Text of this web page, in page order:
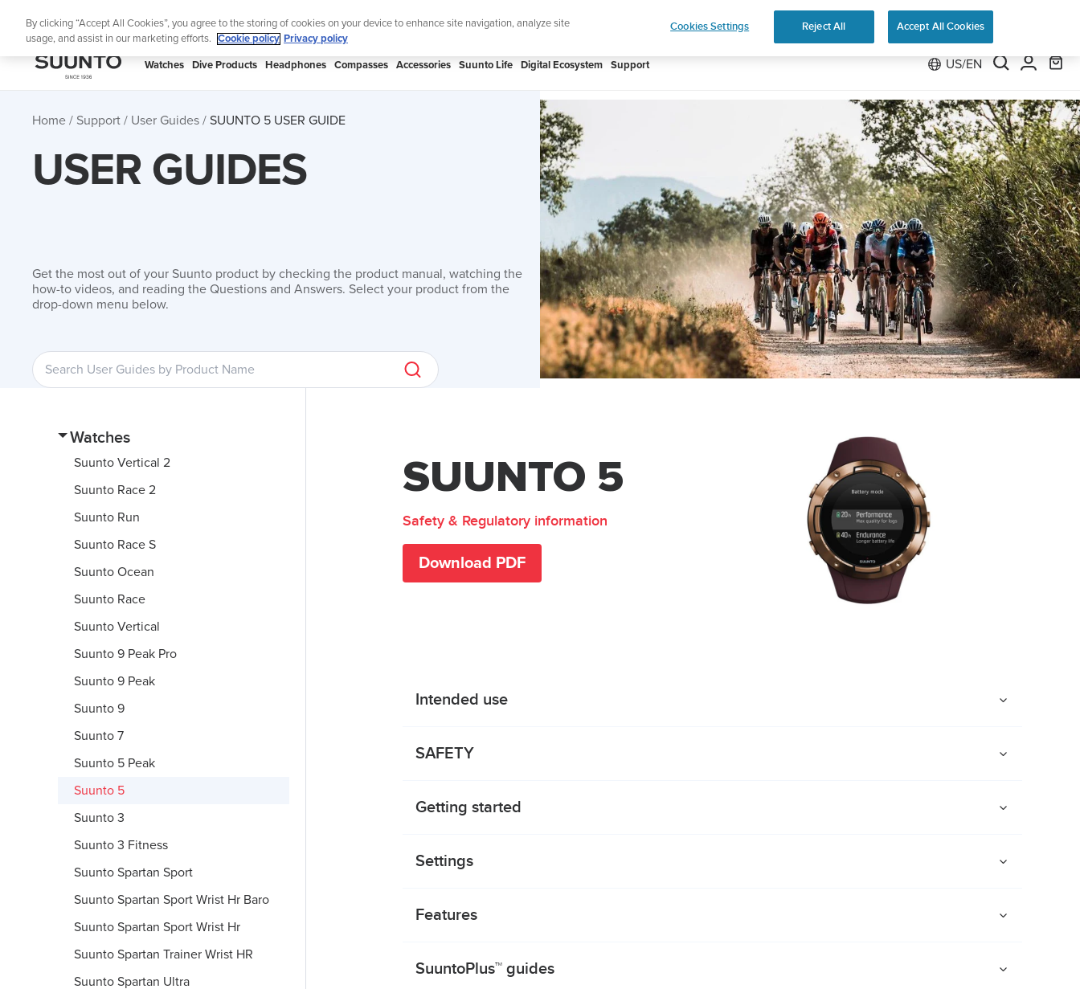
🔺Suunto Core 2 | ABC Outdoor Watch Built for Adventure. Preorder
SUUNTO
Watches Dive Products Headphones Compasses Accessories Suunto Life Digital Ecosystem Support US/EN
Home Support User Guides SUUNTO 5 USER GUIDE
USER GUIDES
Get the most out of your Suunto product by checking the product manual, watching the
how-to videos, and reading the Questions and Answers. Select your product from the
drop-down menu below.
Watches
Suunto Vertical 2
Suunto Race 2
Suunto Run
Suunto Race S
Suunto Ocean
Suunto Race
Suunto Vertical
Suunto 9 Peak Pro
Suunto 9 Peak
Suunto 9
Suunto 7
Suunto 5 Peak
Suunto 5
Suunto 3
Suunto 3 Fitness
Suunto Spartan Sport
Suunto Spartan Sport Wrist Hr Baro
Suunto Spartan Sport Wrist Hr
Suunto Spartan Trainer Wrist HR
Suunto Spartan Ultra
SUUNTO 5
Safety & Regulatory information
Download PDF
Intended use
SAFETY
Getting started
Settings
Features
SuuntoPlus™ guides
By clicking “Accept All Cookies”, you agree to the storing of cookies on your device to enhance site navigation, analyze site
usage, and assist in our marketing efforts.
Cookie policy Privacy policy
Cookies Settings Reject All Accept All Cookies